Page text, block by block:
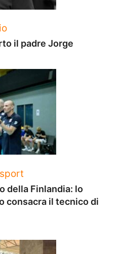
il padre Jorge
della Finlandia: lo
consacra il tecnico di